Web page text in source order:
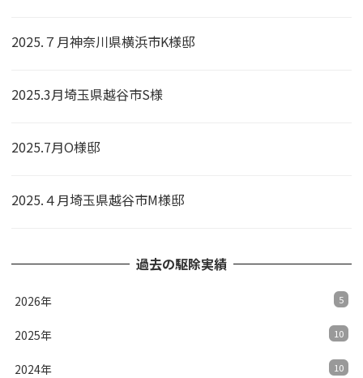
2025.７月神奈川県横浜市K様邸
2025.3月埼玉県越谷市S様
2025.7月O様邸
2025.４月埼玉県越谷市M様邸
過去の駆除実績
2026年 5
2025年 10
2024年 10